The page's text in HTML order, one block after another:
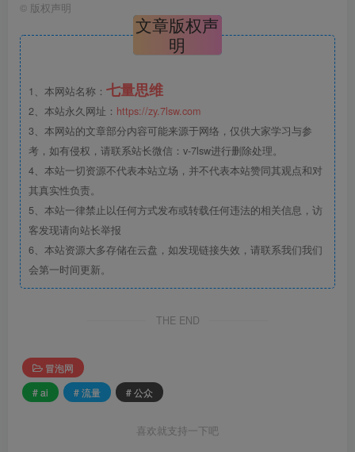
© 版权声明
文章版权声
明
1、本网站名称： 七量思维
2、本站永久网址： https://zy.7lsw.com
3、本网站的文章部分内容可能来源于网络，仅供大家学习与参
考，如有侵权，请联系站长微信：v-7lsw进行删除处理。
4、本站一切资源不代表本站立场，并不代表本站赞同其观点和对
其真实性负责。
5、本站一律禁止以任何方式发布或转载任何违法的相关信息，访
客发现请向站长举报
6、本站资源大多存储在云盘，如发现链接失效，请联系我们我们
会第一时间更新。
THE END
冒泡网
# ai
# 流量 # 公众
喜欢就支持一下吧